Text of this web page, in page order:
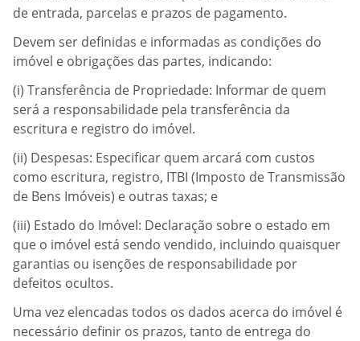
de entrada, parcelas e prazos de pagamento.
Devem ser definidas e informadas as condições do
imóvel e obrigações das partes, indicando:
(i) Transferência de Propriedade: Informar de quem
será a responsabilidade pela transferência da
escritura e registro do imóvel.
(ii) Despesas: Especificar quem arcará com custos
como escritura, registro, ITBI (Imposto de Transmissão
de Bens Imóveis) e outras taxas; e
(iii) Estado do Imóvel: Declaração sobre o estado em
que o imóvel está sendo vendido, incluindo quaisquer
garantias ou isenções de responsabilidade por
defeitos ocultos.
Uma vez elencadas todos os dados acerca do imóvel é
necessário definir os prazos, tanto de entrega do